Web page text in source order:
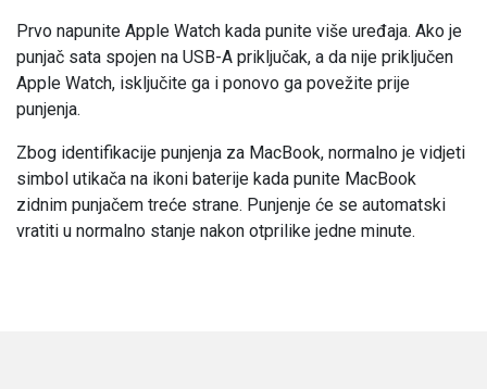
Prvo napunite Apple Watch kada punite više uređaja. Ako je
punjač sata spojen na USB-A priključak, a da nije priključen
Apple Watch, isključite ga i ponovo ga povežite prije
punjenja.
Zbog identifikacije punjenja za MacBook, normalno je vidjeti
simbol utikača na ikoni baterije kada punite MacBook
zidnim punjačem treće strane. Punjenje će se automatski
vratiti u normalno stanje nakon otprilike jedne minute.